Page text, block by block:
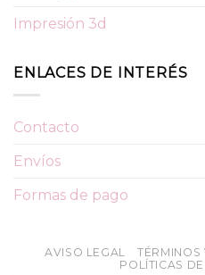
Impresión 3d
ENLACES DE INTERÉS
Contacto
Envíos
Formas de pago
AVISO LEGAL
TÉRMINOS
POLÍTICAS